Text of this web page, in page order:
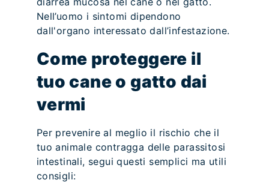
Nell’uomo i sintomi dipendono
dall'organo interessato dall’infestazione.
Come proteggere il
tuo cane o gatto dai
vermi
Per prevenire al meglio il rischio che il
tuo animale contragga delle parassitosi
intestinali, segui questi semplici ma utili
consigli: